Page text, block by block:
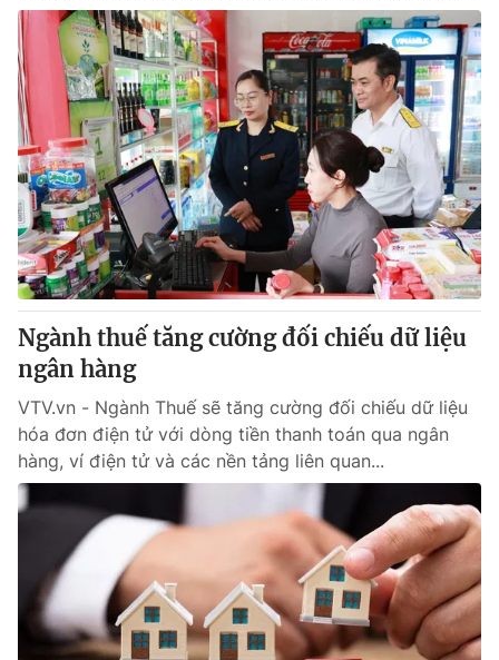
Ngành thuế tăng cường đối chiếu dữ liệu
ngân hàng
VTV.vn - Ngành Thuế sẽ tăng cường đối chiếu dữ liệu
hóa đơn điện tử với dòng tiền thanh toán qua ngân
hàng, ví điện tử và các nền tảng liên quan...